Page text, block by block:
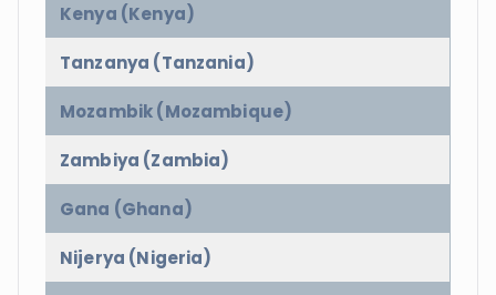
Kenya (Kenya)
Tanzanya (Tanzania)
Mozambik (Mozambique)
Zambiya (Zambia)
Gana (Ghana)
Nijerya (Nigeria)